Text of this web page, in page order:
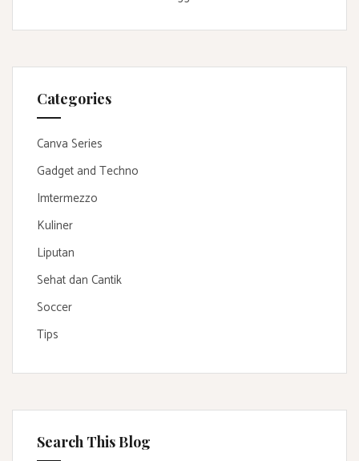
Categories
Canva Series
Gadget and Techno
Imtermezzo
Kuliner
Liputan
Sehat dan Cantik
Soccer
Tips
Search This Blog